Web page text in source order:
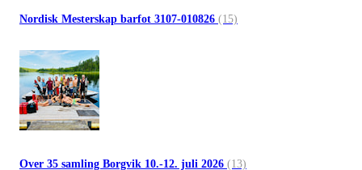
Nordisk Mesterskap barfot 3107-010826 (15)
Over 35 samling Borgvik 10.-12. juli 2026 (13)